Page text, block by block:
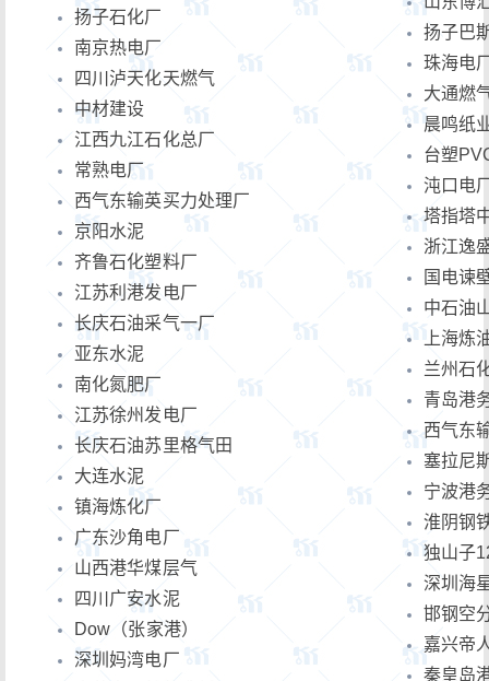
扬子石化厂
南京热电厂
四川泸天化天燃气
中材建设
江西九江石化总厂
常熟电厂
西气东输英买力处理厂
京阳水泥
齐鲁石化塑料厂
江苏利港发电厂
长庆石油采气一厂
亚东水泥
南化氮肥厂
江苏徐州发电厂
长庆石油苏里格气田
大连水泥
镇海炼化厂
广东沙角电厂
山西港华煤层气
四川广安水泥
Dow（张家港）
深圳妈湾电厂
扬子巴
珠海电
大通燃
晨鸣纸
台塑
沌口电
塔指塔
浙江逸
国电谏
中石油
上海炼
兰州石
青岛港
西气东
塞拉尼
宁波港
淮阴钢
独山子
深圳海
邯钢空
嘉兴帝
秦皇岛